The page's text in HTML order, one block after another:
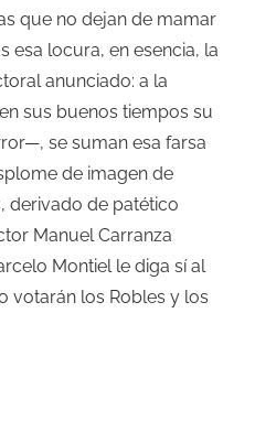
que no dejan de mamar
esa locura, en esencia, la
anunciado: a la
sus buenos tiempos su
se suman esa farsa
de imagen de
derivado de patético
Manuel Carranza
Montiel le diga sí al
votarán los Robles y los